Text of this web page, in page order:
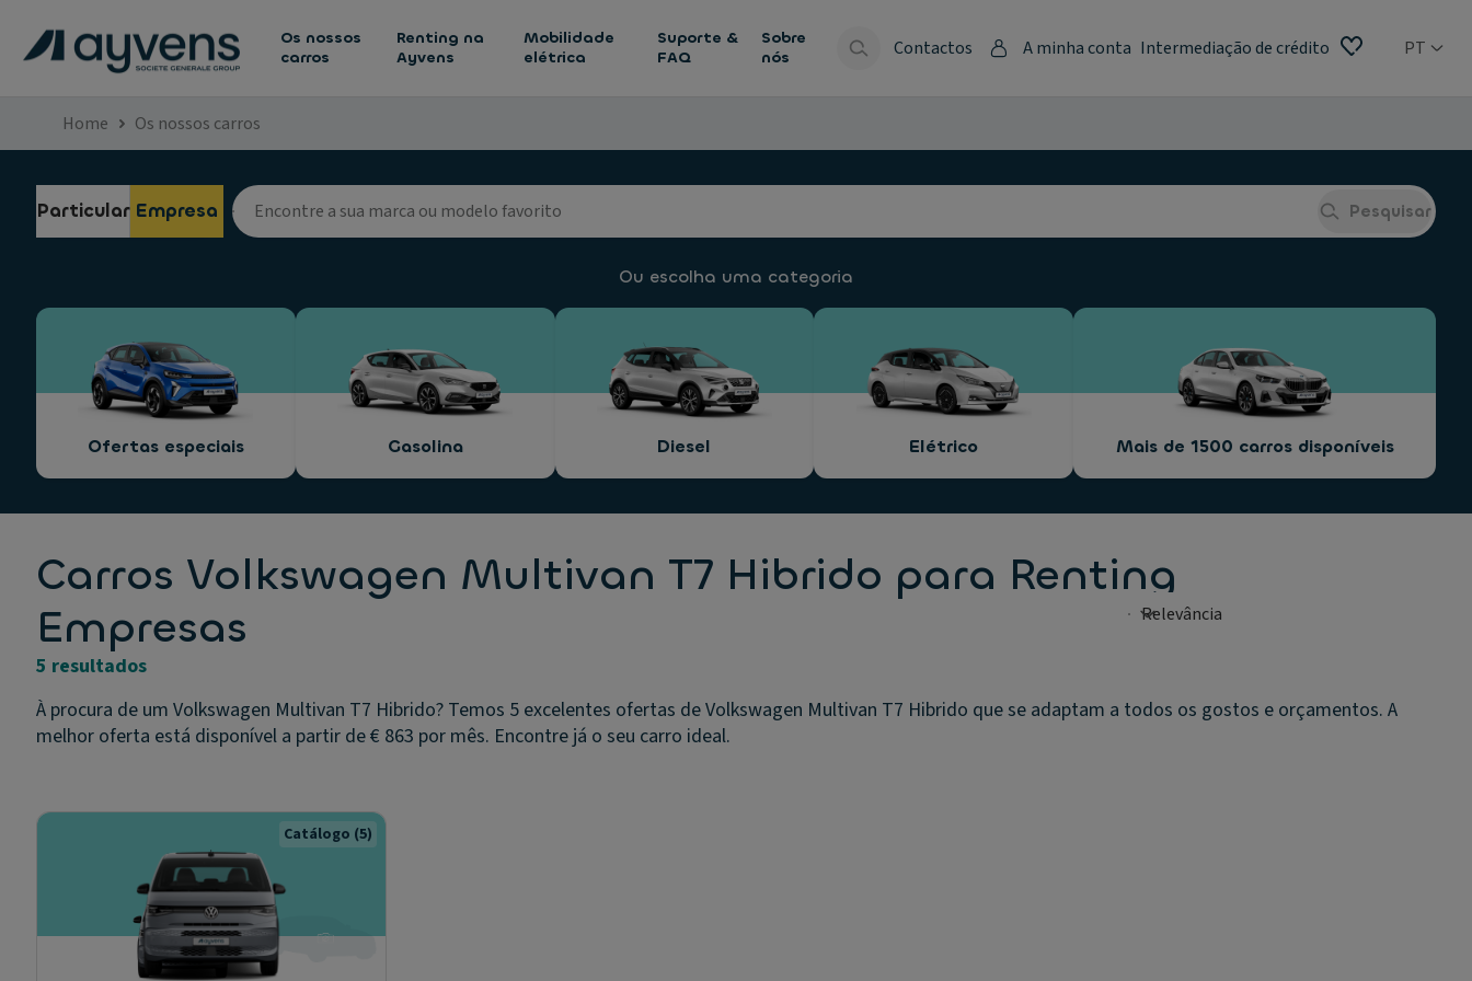
Os nossos
carros
Renting na
Ayvens
Mobilidade
elétrica
Suporte &
FAQ
Sobre
nós
Contactos A minha conta Intermediação de crédito PT
Home Os nossos carros
Particular Empresa Pesquisar
Ou escolha uma categoria
Ofertas especiais Gasolina Diesel Elétrico Mais de 1500 carros disponíveis
Carros Volkswagen Multivan T7 Hibrido para Renting
Empresas
5 resultados
À procura de um Volkswagen Multivan T7 Hibrido? Temos 5 excelentes ofertas de Volkswagen Multivan T7 Hibrido que se adaptam a todos os gostos e orçamentos. A
melhor oferta está disponível a partir de € 863 por mês. Encontre já o seu carro ideal.
Catálogo (5)